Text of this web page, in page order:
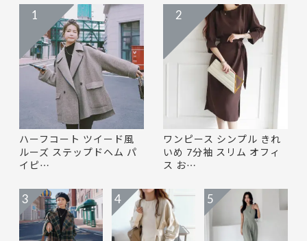
ハーフコート ツイード風
ルーズ ステップドヘム パ
イピ…
1
ワンピース シンプル きれ
いめ 7分袖 スリム オフィ
ス お…
2
3 4 5